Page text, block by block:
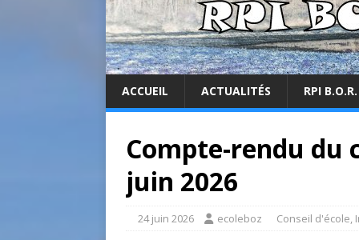
ACCUEIL ACTUALITÉS RPI B.O.R.
Compte-rendu du
juin 2026
24 juin 2026 ecoleboz Conseil d'école,